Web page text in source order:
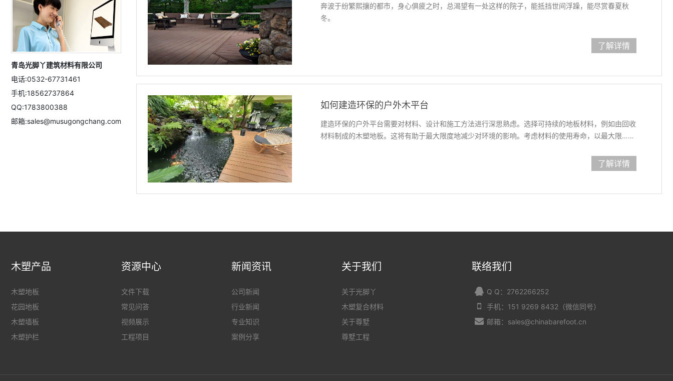
青岛光脚丫建筑材料有限公司
电话:0532-67731461
手机:18562737864
QQ:1783800388
邮箱:sales@musugongchang.com
奔波于纷繁熙攘的都市，身心俱疲之时，总渴望有一处这样的院子，能抵挡世间浮躁，能尽赏春夏秋
冬。
了解详情
如何建造环保的户外木平台
建造环保的户外平台需要对材料、设计和施工方法进行深思熟虑。选择可持续的地板材料，例如由回收
材料制成的木塑地板。这将有助于最大限度地减少对环境的影响。考虑材料的使用寿命，以最大限……
了解详情
木塑产品
木塑地板
花园地板
木塑墙板
木塑护栏
资源中心
文件下载
常见问答
视频展示
工程项目
新闻资讯
公司新闻
行业新闻
专业知识
案例分享
关于我们
关于光脚丫
木塑复合材料
关于尊墅
尊墅工程
联络我们
Q Q：2762266252
手机：151 9269 8432（微信同号）
邮箱：sales@chinabarefoot.cn